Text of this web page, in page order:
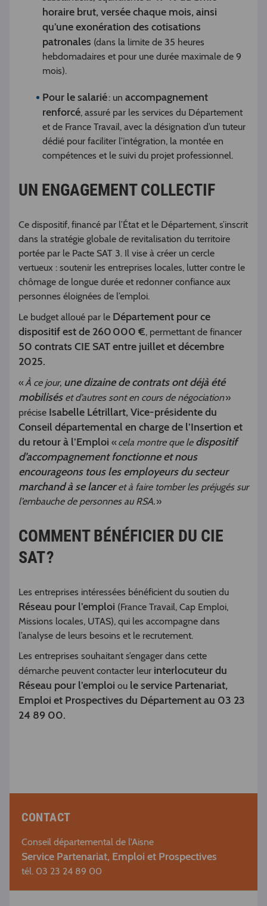
horaire brut, versée chaque mois, ainsi
qu’une exonération des cotisations
patronales (dans la limite de 35 heures
hebdomadaires et pour une durée maximale de 9
mois).
Pour le salarié: un accompagnement
renforcé, assuré par les services du Département
et de France Travail, avec la désignation d’un tuteur
dédié pour faciliter l’intégration, la montée en
compétences et le suivi du projet professionnel.
UN ENGAGEMENT COLLECTIF
Ce dispositif, financé par l’État et le Département, s’inscrit
dans la stratégie globale de revitalisation du territoire
portée par le Pacte SAT 3. Il vise à créer un cercle
vertueux : soutenir les entreprises locales, lutter contre le
chômage de longue durée et redonner confiance aux
personnes éloignées de l’emploi.
Le budget alloué par le Département pour ce
dispositif est de 260 000 €, permettant de financer
50 contrats CIE SATentre juillet et décembre
2025.
«À ce jour, une dizaine de contrats ont déjà été
mobiliséset d’autres sont en cours de négociation»
précise Isabelle Létrillart, Vice-présidente du
Conseil départemental en charge de l’Insertion et
du retour à l’Emploi «cela montre que le dispositif
d’accompagnement fonctionne et nous
encourageons tous les employeurs du secteur
marchand à se lanceret à faire tomber les préjugés sur
l’embauche de personnes au RSA.»
COMMENT BÉNÉFICIER DU CIE
SAT ?
Les entreprises intéressées bénéficient du soutien du
Réseau pour l’emploi (France Travail, Cap Emploi,
Missions locales, UTAS), qui les accompagne dans
l’analyse de leurs besoins et le recrutement.
Les entreprises souhaitant s’engager dans cette
démarche peuvent contacter leur interlocuteur du
Réseau pour l’emploi ou le service Partenariat,
Emploi et Prospectives du Département au 03 23
24 89 00.
CONTACT
Conseil départemental de l'Aisne
Service Partenariat, Emploi et Prospectives
tél. 03 23 24 89 00